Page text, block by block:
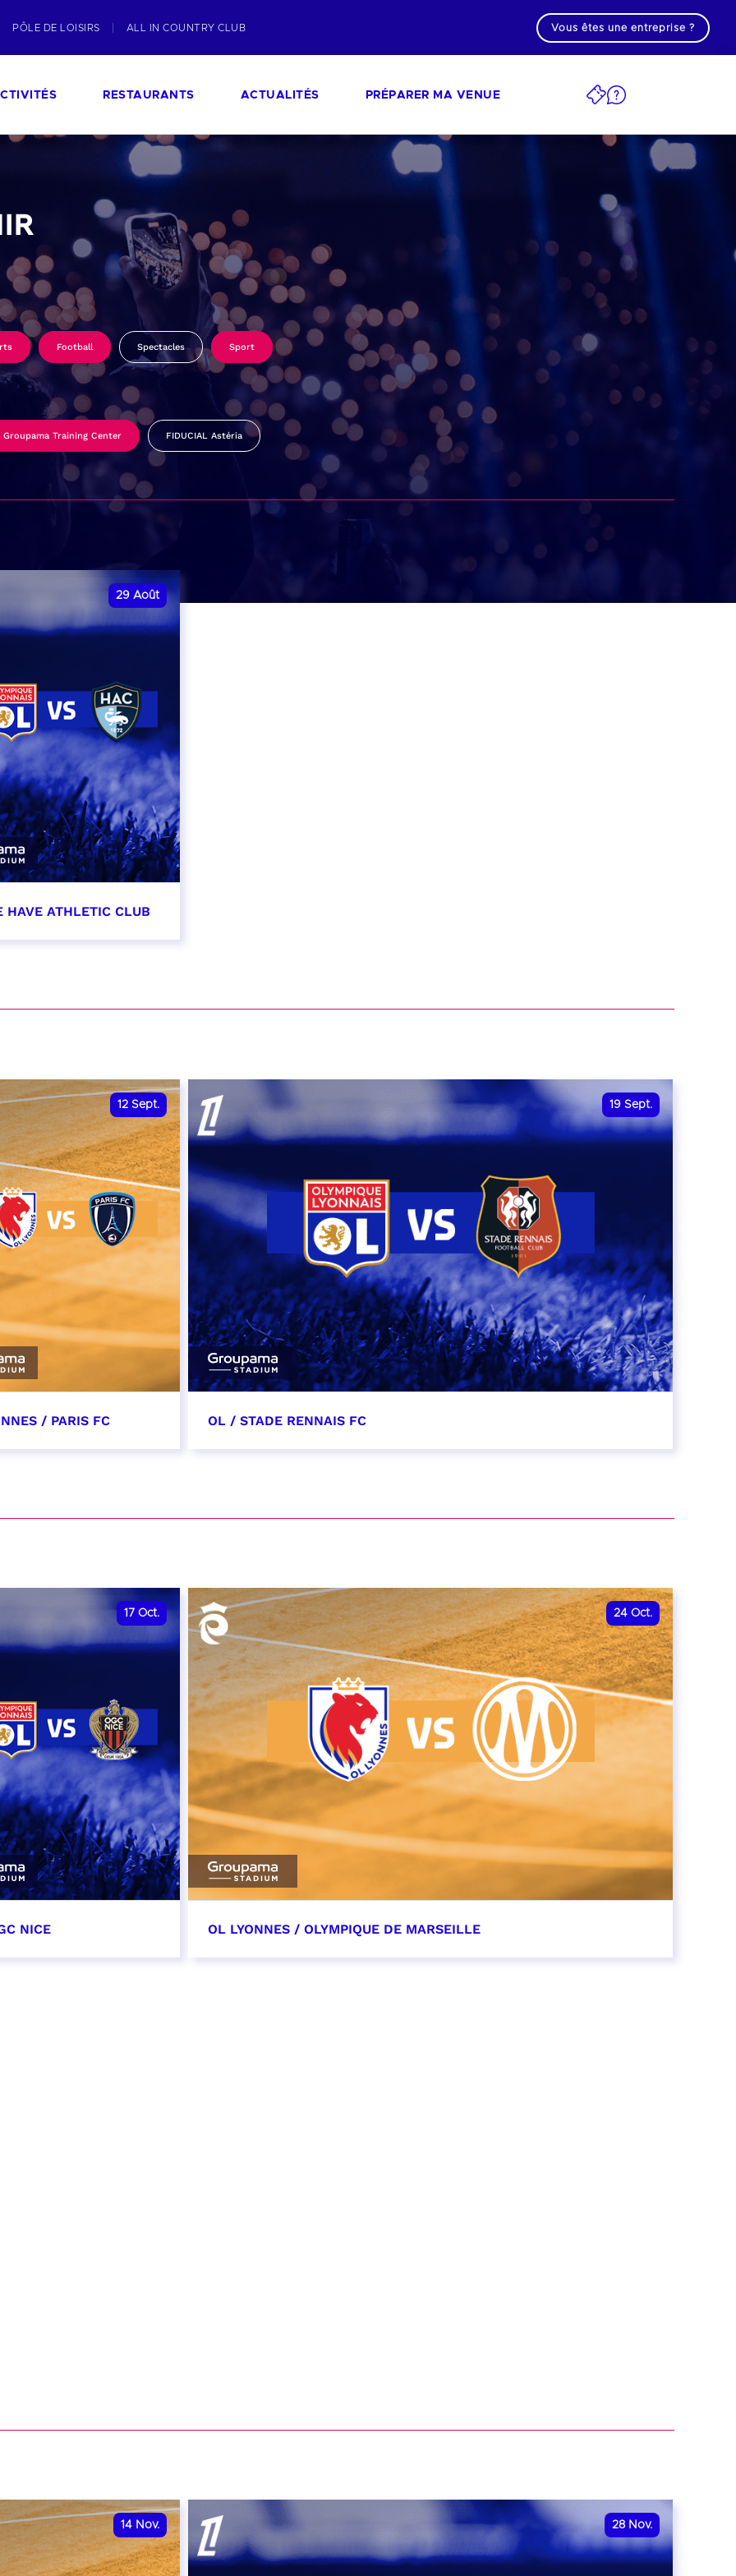
PÔLE DE LOISIRS ALL IN COUNTRY CLUB Vous êtes une entreprise ?
RESTAURANTS ACTUALITÉS PRÉPARER MA VENUE
Football Spectacles Sport
Groupama Training Center FIDUCIAL Astéria
29 Août
HAVE ATHLETIC CLUB
12 Sept.
/ PARIS FC
19 Sept.
OL / STADE RENNAIS FC
RÉSERVER
17 Oct.
NICE
24 Oct.
OL LYONNES / OLYMPIQUE DE MARSEILLE
14 Nov. 28 Nov.